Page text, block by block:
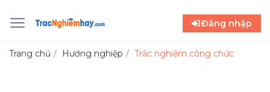
Đăng nhập
Trang chủ Hướng nghiệp Trắc nghiệm công chức